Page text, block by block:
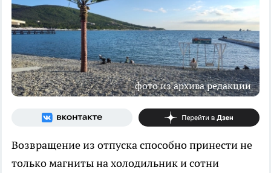
фото из архива редакции
Возвращение из отпуска способно принести не
только магниты на холодильник и сотни